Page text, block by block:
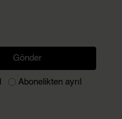
Gönder
Abonelikten ayrıl